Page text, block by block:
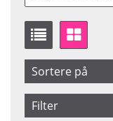
Sortere på
Filter